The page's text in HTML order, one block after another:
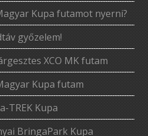
Kupa futamot nyerni?
győzelem!
XCO MK futam
Kupa futam
TREK Kupa
BringaPark Kupa